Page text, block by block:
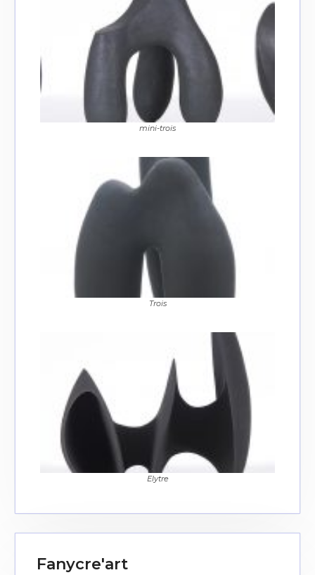
Prénom
Statut / Organisation
* Champ obligatoire
Adresse email*
Statut / Organisation
J'accepte les termes et conditions
mini-trois
Trois
Elytre
Fanycre'art